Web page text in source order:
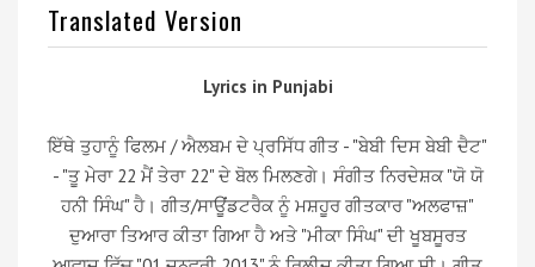
Translated Version
Lyrics in Punjabi
ਇੱਥੇ ਤੁਹਾਨੂੰ ਫਿਲਮ / ਐਲਬਮ ਦੇ ਪ੍ਰਸਿੱਧ ਗੀਤ - "ਬੇਬੀ ਦਿਸ ਬੇਬੀ ਦੈਟ"
- "ਤੂ ਮੇਰਾ 22 ਮੈਂ ਤੇਰਾ 22" ਦੇ ਬੋਲ ਮਿਲਣਗੇ। ਸੰਗੀਤ ਨਿਰਦੇਸ਼ਕ "ਯੋ ਯੋ
ਹਨੀ ਸਿੰਘ" ਹੈ। ਗੀਤ/ਸਾਊਂਡਟਰੈਕ ਨੂੰ ਮਸ਼ਹੂਰ ਗੀਤਕਾਰ "ਅਲਫਾਜ਼"
ਦੁਆਰਾ ਤਿਆਰ ਕੀਤਾ ਗਿਆ ਹੈ ਅਤੇ "ਮੀਕਾ ਸਿੰਘ" ਦੀ ਖੂਬਸੂਰਤ